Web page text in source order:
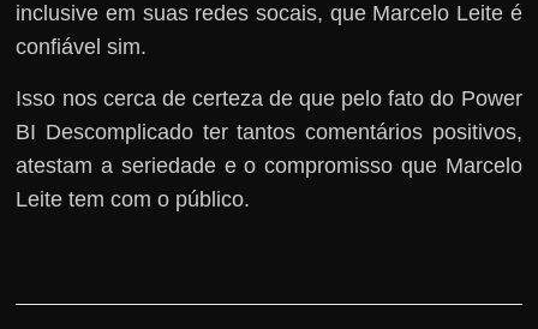
inclusive em suas redes socais, que Marcelo Leite é
confiável sim.
Isso nos cerca de certeza de que pelo fato do Power
BI Descomplicado ter tantos comentários positivos,
atestam a seriedade e o compromisso que Marcelo
Leite tem com o público.